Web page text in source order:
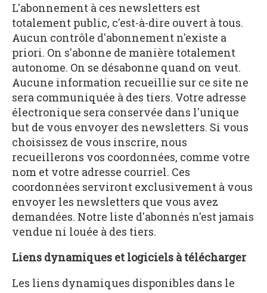
L'abonnement à ces newsletters est
totalement public, c'est-à-dire ouvert à tous.
Aucun contrôle d'abonnement n'existe a
priori. On s'abonne de manière totalement
autonome. On se désabonne quand on veut.
Aucune information recueillie sur ce site ne
sera communiquée à des tiers. Votre adresse
électronique sera conservée dans l'unique
but de vous envoyer des newsletters. Si vous
choisissez de vous inscrire, nous
recueillerons vos coordonnées, comme votre
nom et votre adresse courriel. Ces
coordonnées serviront exclusivement à vous
envoyer les newsletters que vous avez
demandées. Notre liste d'abonnés n'est jamais
vendue ni louée à des tiers.
Liens dynamiques et logiciels à télécharger
Les liens dynamiques disponibles dans le